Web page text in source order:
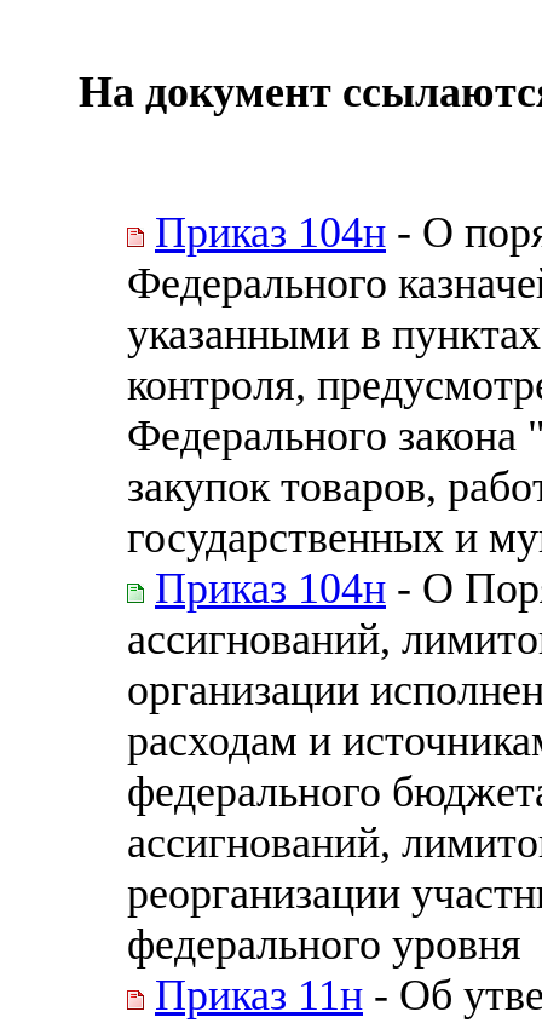
На документ
Приказ 104н - О
Федерального
указанными в
контроля,
Федерального
закупок товаров,
государственных и
Приказ 104н - О
ассигнований,
организации
расходам и
федерального
ассигнований,
реорганизации
федерального уровня
Приказ 11н - Об